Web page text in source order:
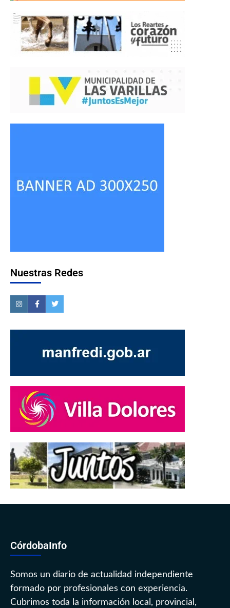
Nuestras Redes
CórdobaInfo
Somos un diario de actualidad independiente
formado por profesionales con experiencia.
Cubrimos toda la información local, provincial,